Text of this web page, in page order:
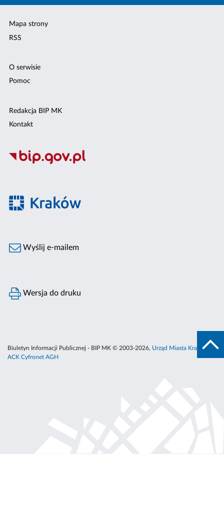
Mapa strony
RSS
O serwisie
Pomoc
Redakcja BIP MK
Kontakt
Wyślij e-mailem
Wersja do druku
Biuletyn Informacji Publicznej - BIP MK © 2003-2026, Urząd Miasta Krakowa
ACK Cyfronet AGH